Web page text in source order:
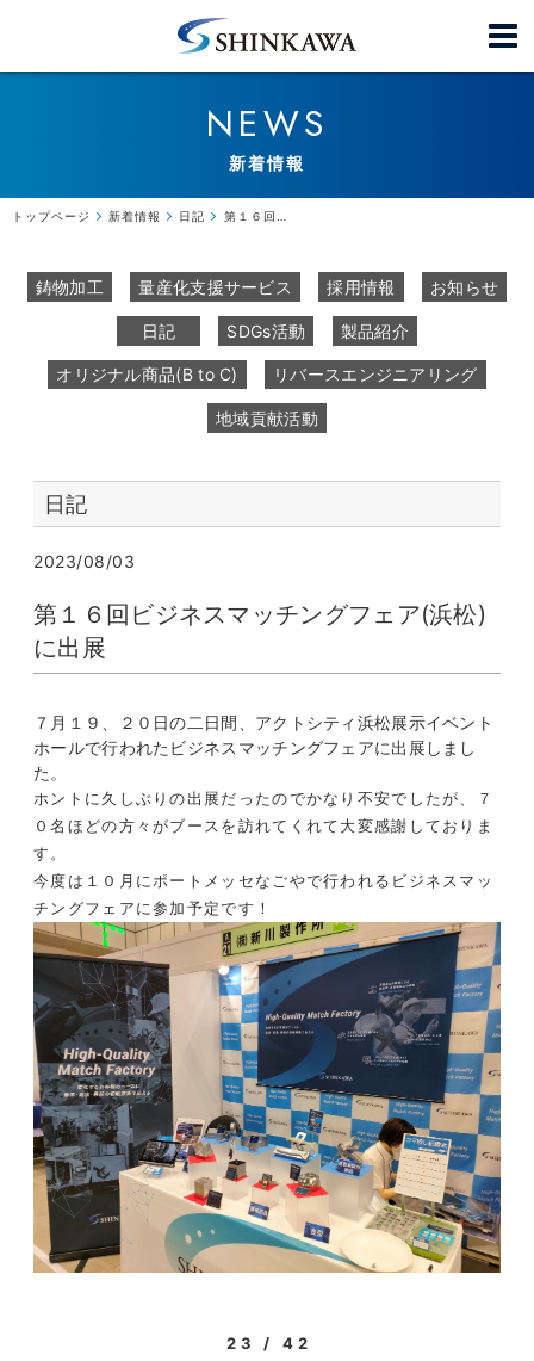
NEWS
新着情報
トップページ 新着情報 日記
鋳物加工 量産化支援サービス 採用情報 お知らせ
日記 SDGs活動 製品紹介
オリジナル商品(B to C) リバースエンジニアリング
地域貢献活動
日記
2023/08/03
第１６回ビジネスマッチングフェア(浜松)
に出展
７月１９、２０日の二日間、アクトシティ浜松展示イベント
ホールで行われたビジネスマッチングフェアに出展しまし
た。
ホントに久しぶりの出展だったのでかなり不安でしたが、７
０名ほどの方々がブースを訪れてくれて大変感謝しておりま
す。
今度は１０月にポートメッセなごやで行われるビジネスマッ
チングフェアに参加予定です！
23 / 42